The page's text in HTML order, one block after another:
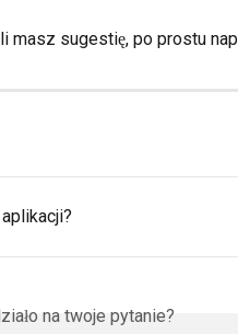
masz sugestię, po prostu
na twoje pytanie?